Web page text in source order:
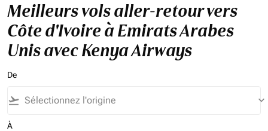
Meilleurs vols aller-retour vers
Côte d'Ivoire à Emirats Arabes
Unis avec Kenya Airways
De
flight_takeoff keyboard_arrow_down
À